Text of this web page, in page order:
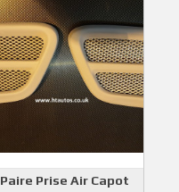
Paire Prise Air Capot